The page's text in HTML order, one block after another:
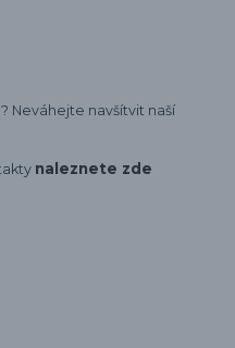
Neváhejte navšítvit naší
naleznete zde